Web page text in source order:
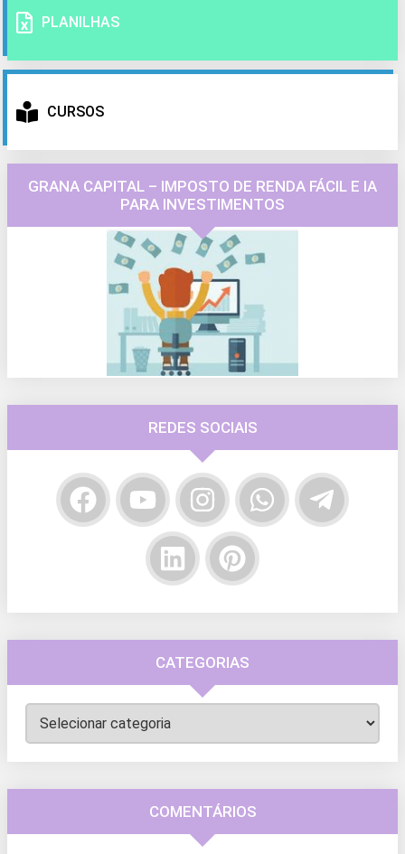
PLANILHAS
CURSOS
GRANA CAPITAL – IMPOSTO DE RENDA FÁCIL E IA
PARA INVESTIMENTOS
REDES SOCIAIS
CATEGORIAS
Categorias
COMENTÁRIOS